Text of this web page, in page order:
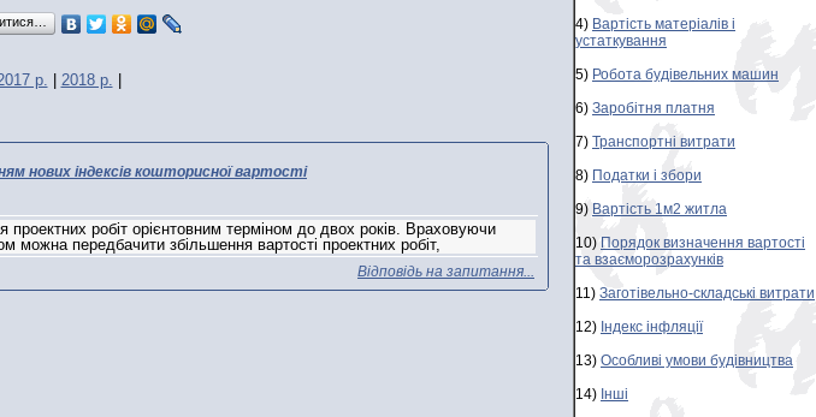
р. 2018 р.
нових індексів кошторисної вартості
проектних робіт орієнтовним терміном до двох років. Враховуючи
можна передбачити збільшення вартості проектних робіт,
Відповідь на запитання...
4) Вартість матеріалів і
устаткування
5) Робота будівельних машин
6) Заробітня платня
7) Транспортні витрати
8) Податки і збори
9) Вартість 1м2 житла
10) Порядок визначення вартості
та взаєморозрахунків
11) Заготівельно-складські витрати
12) Індекс інфляції
13) Особливі умови будівництва
14) Інші